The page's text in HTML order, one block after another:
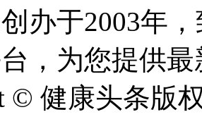
办于2003年
，为您提供
© 健康头条版